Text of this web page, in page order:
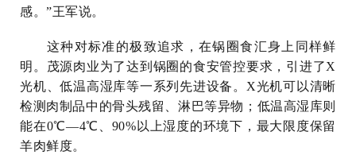
感。”王军说。
这种对标准的极致追求，在锅圈食汇身上同样鲜
明。茂源肉业为了达到锅圈的食安管控要求，引进了X
光机、低温高湿库等一系列先进设备。X光机可以清晰
检测肉制品中的骨头残留、淋巴等异物；低温高湿库则
能在0℃—4℃、90%以上湿度的环境下，最大限度保留
羊肉鲜度。